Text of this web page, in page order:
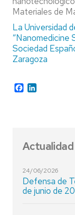
Materiales de
La Universidad
“Nanomedicine
Sociedad
Zaragoza
Facebook
Actualidad
24/06/2026
Defensa de
de junio de